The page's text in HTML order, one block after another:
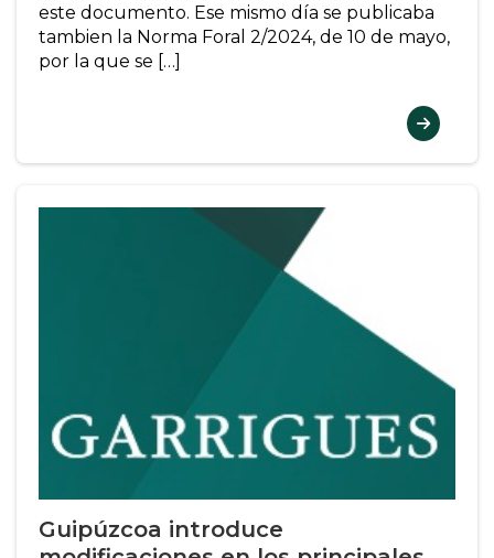
este documento. Ese mismo día se publicaba
tambien la Norma Foral 2/2024, de 10 de mayo,
por la que se […]
Guipúzcoa introduce